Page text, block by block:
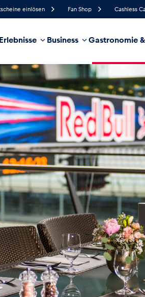
einlösen Fan Shop Cashless
Erlebnisse Business Gastronomie
Nordwest
Windrichtung